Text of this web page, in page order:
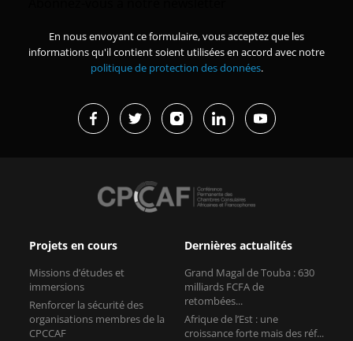
En nous envoyant ce formulaire, vous acceptez que les
informations qu'il contient soient utilisées en accord avec notre
politique de protection des données.
Projets en cours
Missions d’études et
immersions
Renforcer la sécurité des
organisations membres de la
CPCCAF
Dernières actualités
Grand Magal de Touba : 630
milliards FCFA de
retombées...
Afrique de l’Est : une
croissance forte mais des réf...